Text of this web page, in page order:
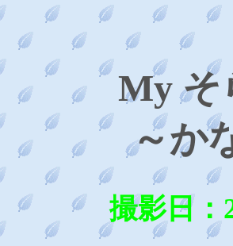
My そ
～か
撮影日：